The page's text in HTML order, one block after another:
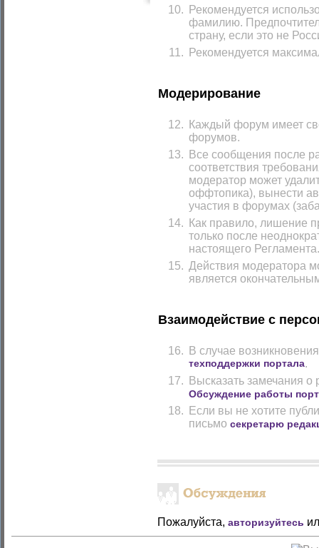
Рекомендуется
фамилию.
страну, если это не
Рекомендуется
Модерирование
Каждый форум имеет
форумов.
Все сообщения после
соответствия
модератор может
оффтопика), вынести
участия в форумах
Как правило, лишение
только после
настоящего Регламента.
Действия модератора
является
Взаимодействие с
В случае
техподдержки портала.
Высказать замечания
Обсуждение работы
Если вы не хотите
письмо секретарю
Пожалуйста, авторизуйтесь